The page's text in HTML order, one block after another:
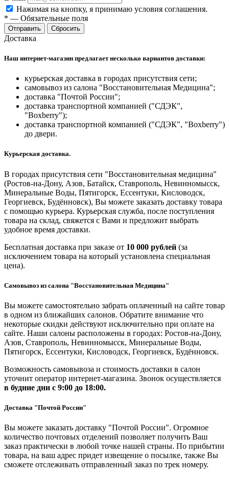
Нажимая на кнопку, я принимаю условия соглашения.
* — Обязательные поля
Отправить Сбросить
Доставка
Наш интернет-магазин предлагает несколько вариантов доставки:
курьерская доставка в городах присутствия сети;
самовывоз из салона "Восстановительная Медицина";
доставка "Почтой России";
доставка транспортной компанией ("СДЭК",
"Boxberry");
доставка транспортной компанией ("СДЭК", "Boxberry")
до двери.
Курьерская доставка.
В городах присутствия сети "Восстановительная медицина"
(Ростов-на-Дону, Азов, Батайск, Ставрополь, Невинномысск,
Минеральные Воды, Пятигорск, Ессентуки, Кисловодск,
Георгиевск, Будённовск), Вы можете заказать доставку товара
с помощью курьера. Курьерская служба, после поступления
товара на склад, свяжется с Вами и предложит выбрать
удобное время доставки.
Бесплатная доставка при заказе от 10 000 рублей (за
исключением товара на который установлена специальная
цена).
Самовывоз из салона "Восстановительная Медицина"
Вы можете самостоятельно забрать оплаченный на сайте товар
в одном из ближайших салонов. Обратите внимание что
некоторые скидки действуют исключительно при оплате на
сайте. Наши салоны расположены в городах: Ростов-на-Дону,
Азов, Ставрополь, Невинномысск, Минеральные Воды,
Пятигорск, Ессентуки, Кисловодск, Георгиевск, Будённовск.
Возможность самовывоза и стоимость доставки в салон
уточнит оператор интернет-магазина. Звонок осуществляется
в будние дни с 9:00 до 18:00.
Доставка "Почтой России"
Вы можете заказать доставку "Почтой России". Огромное
количество почтовых отделений позволяет получить Ваш
заказ практически в любой точке нашей страны. По прибытии
товара, на ваш адрес придет извещение о посылке, также Вы
сможете отслеживать отправленный заказ по трек номеру.